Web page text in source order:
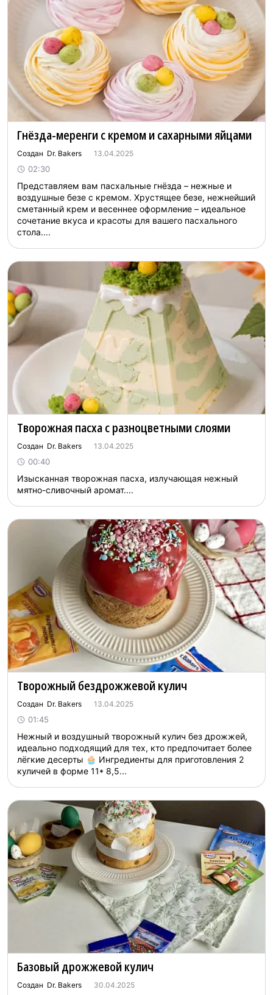
Гнёзда-меренги с кремом и сахарными яйцами
Создан Dr. Bakers 13.04.2025
02:30
Представляем вам пасхальные гнёзда – нежные и
воздушные безе с кремом. Хрустящее безе, нежнейший
сметанный крем и весеннее оформление – идеальное
сочетание вкуса и красоты для вашего пасхального
стола....
Творожная пасха с разноцветными слоями
Создан Dr. Bakers 13.04.2025
00:40
Изысканная творожная пасха, излучающая нежный
мятно-сливочный аромат....
Творожный бездрожжевой кулич
Создан Dr. Bakers 13.04.2025
01:45
Нежный и воздушный творожный кулич без дрожжей,
идеально подходящий для тех, кто предпочитает более
лёгкие десерты 🧁 Ингредиенты для приготовления 2
куличей в форме 11* 8,5...
Базовый дрожжевой кулич
Создан Dr. Bakers 30.04.2025